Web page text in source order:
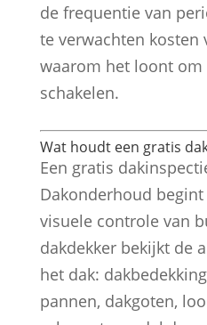
de frequentie van
te verwachten kosten
waarom het loont
schakelen.
Wat houdt een gratis
Een gratis
Dakonderhoud
visuele controle van
dakdekker bekijkt de
het dak:
pannen, dakgoten,